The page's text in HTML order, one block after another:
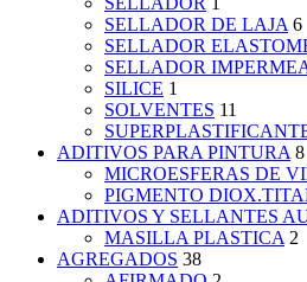
SELLADOR DE LAJA 6
SELLADOR
SELLADOR
SILICE 1
SOLVENTES 11
ADITIVOS PARA PINTURA 8
MICROESFERAS DE
PIGMENTO
ADITIVOS Y SELLANTES
MASILLA PLASTICA 2
AGREGADOS 38